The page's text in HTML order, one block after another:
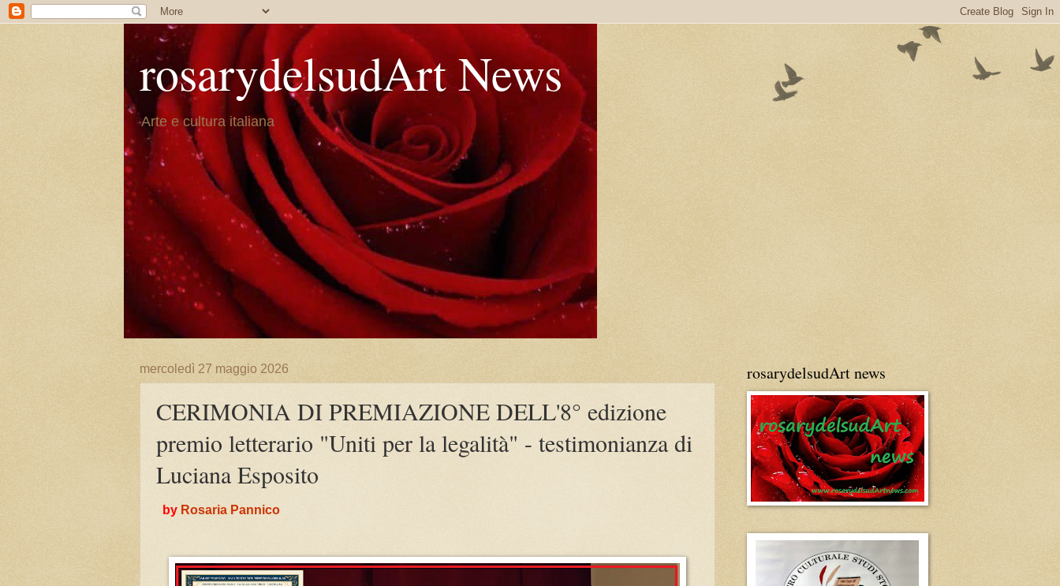
rosarydelsudArt News
Arte e cultura italiana
mercoledì 27 maggio 2026
CERIMONIA DI PREMIAZIONE DELL'8° edizione
premio letterario "Uniti per la legalità" - testimonianza di
Luciana Esposito
by Rosaria Pannico
rosarydelsudArt news